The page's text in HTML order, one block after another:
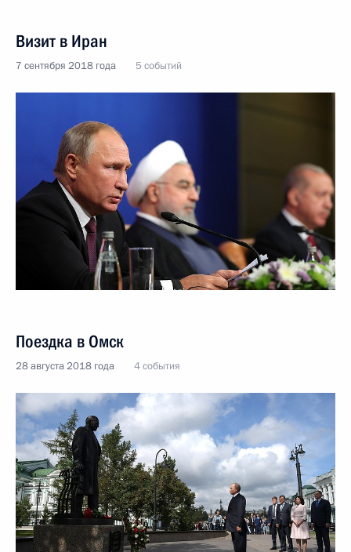
Визит в Иран
7 сентября 2018 года 5 событий
Поездка в Омск
28 августа 2018 года 4 события